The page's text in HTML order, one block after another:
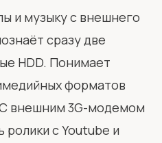
и музыку с внешнего
сразу две
HDD. Понимает
форматов
внешним 3G-модемом
с Youtube и